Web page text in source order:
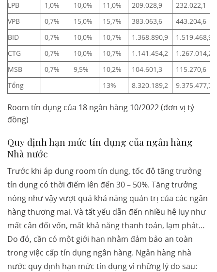
LPB
1,0% 10,0% 11,0% 209.028,9
232.022,1
VPB
0,7% 15,0% 15,7% 383.063,6
443.204,6
BID
0,7% 10,0% 10,7% 1.368.890,9
1.519.468,9
CTG
0,7% 10,0% 10,7% 1.141.454,2
1.267.014,2
MSB
0,7% 9,5% 10,2% 104.601,3
115.270,6
Tổng
13% 8.320.189,2 9.375.477,7
Room tín dụng của 18 ngân hàng 10/2022 (đơn vị tỷ
đồng)
Quy định hạn mức tín dụng của ngân hàng
Nhà nước
Trước khi áp dụng room tín dụng, tốc độ tăng trưởng
tín dụng có thời điểm lên đến 30 – 50%. Tăng trưởng
nóng như vậy vượt quá khả năng quản trị của các ngân
hàng thương mại. Và tất yếu dẫn đến nhiều hệ lụy như
mất cân đối vốn, mất khả năng thanh toán, lạm phát…
Do đó, cần có một giới hạn nhằm đảm bảo an toàn
trong việc cấp tín dụng ngân hàng. Ngân hàng nhà
nước quy định hạn mức tín dụng vì những lý do sau: